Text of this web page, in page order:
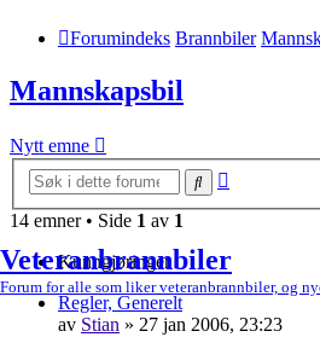
Veteranbrannbiler
Forum for alle som liker veteranbrannbiler, og
Forumindeks Brannbiler
Mannskapsbil
Nytt emne
Søk
14 emner • Side 1 av 1
Kunngjøringer
Regler, Generelt
av Stian » 27 jan 2006, 23:23